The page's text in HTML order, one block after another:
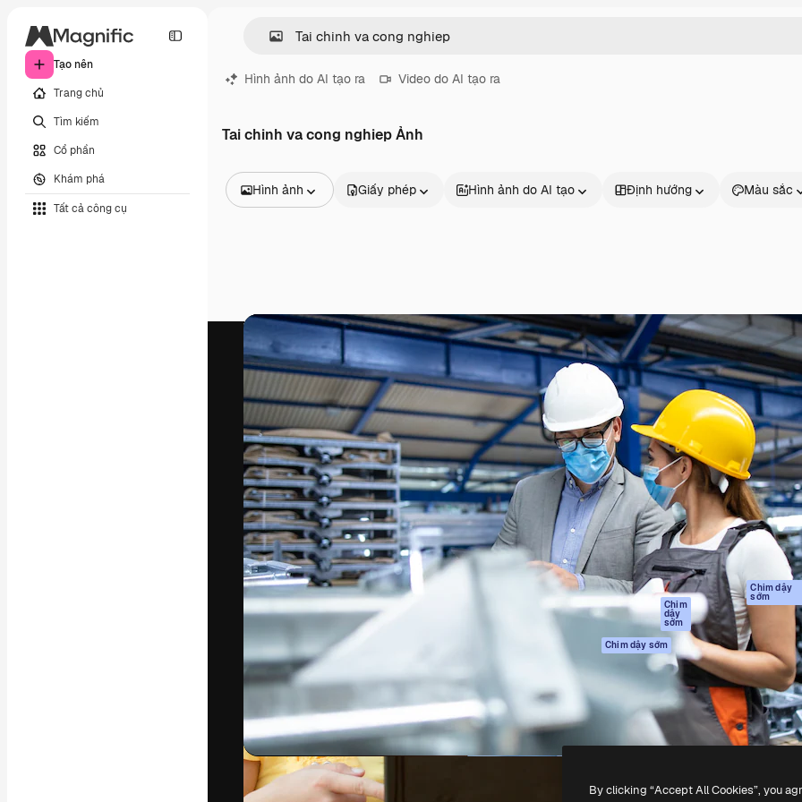
Tạo nên
Trang chủ
Tìm kiếm
Cổ phần
Khám phá
Tất cả công cụ
Hình ảnh do AI tạo ra Video do AI tạo ra
Tai chinh va cong nghiep Ảnh
Hình ảnh
Video
Đoạn video
Đồ họa chuyển động
Mẫu video.
Mô hình 3D
Phông chữ
Giấy phép Hình ảnh do AI tạo Định hướng Màu sắc
Nền tảng sáng tạo giúp bạn làm chủ những
tác phẩm xuất sắc nhất. Hơn 1 triệu người
đăng ký đến từ các nhà sáng tạo, doanh
nghiệp, agency và studio.
Tiếng Việt
Sản phẩm
Spaces
Trợ Lý AI
Trình tạo hình ảnh
AI
Trình tạo video AI
Máy phát giọng nói
AI
Nội dung kho
MCP dành cho
Claude/ChatGPT
Chim
dậy
sớm
Chim dậy sớm
Giao diện lập trình
ứng dụng (API)
Ứng dụng di động
Tất cả các công cụ
Magnific
Bắt đầu
Academy
Tài liệu
Hỗ trợ
Điều khoản sử
dụng
Chính sách bảo
mật
Bản
gốc
Chim dậy
sớm
Chính sách
Trung tâm tin cậy
Đối tác liên kết
Công ty
By clicking “Accept All Cookies”, you